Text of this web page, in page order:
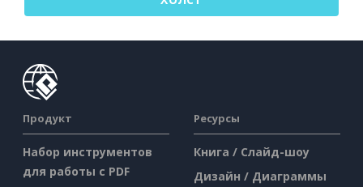
Продукт
Набор инструментов
для работы с PDF
Ресурсы
Книга / Слайд-шоу
Дизайн / Диаграммы